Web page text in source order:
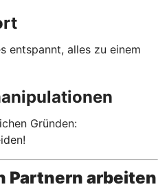
entspannt, alles zu einem
Gründen:
Partnern arbeiten